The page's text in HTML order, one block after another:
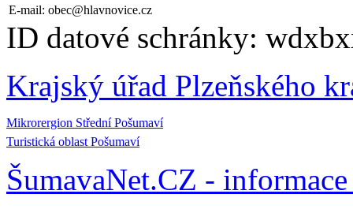
E-mail: obec@hlavnovice.cz
ID datové schránky:
Krajský úřad Plzeňského
Mikrorergion Střední Pošumaví
Turistická oblast Pošumaví
ŠumavaNet.CZ -